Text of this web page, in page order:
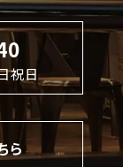
祝日
ら